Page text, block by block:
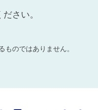
さい。
のではありません。